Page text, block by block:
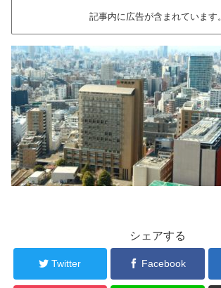
記事内に広告が含まれています。
シェアする
Twitter Facebook